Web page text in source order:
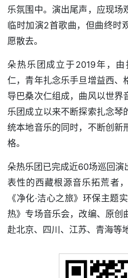
乐氛围中。演出尾声，应现场
临时加演2首歌曲，但曲终时
愿散去。
朵热乐团成立于2019年，
仁，青年扎念乐手旦增益西、
导巴桑次仁组成，曲风以世界
乐团成立以来不断探索扎念琴
统本地音乐的同时，不断创新
格。
朵热乐团已完成近60场巡回演
表性的西藏根源音乐拓荒者
《净化·洁心之旅》环保主题
热》专场音乐会，改编、原创
赴北京、四川、江苏、青海等